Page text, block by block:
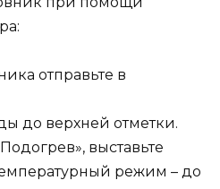
отправьте в
до верхней отметки.
выставьте
режим – до